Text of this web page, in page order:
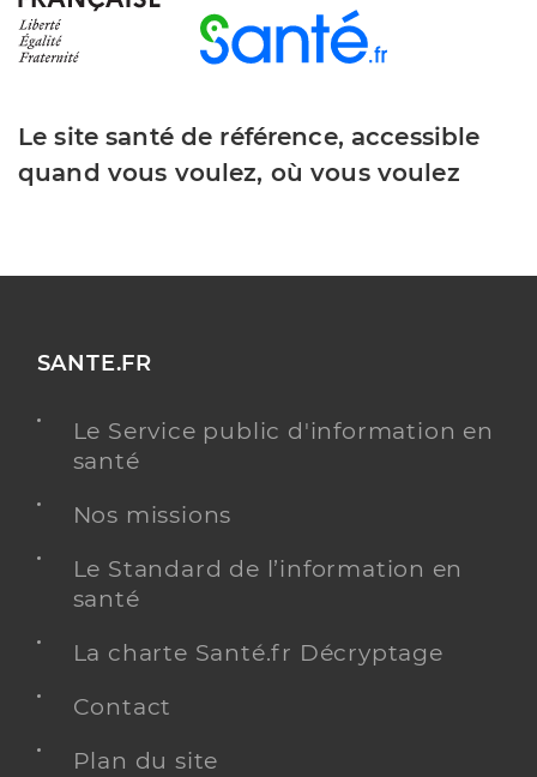
Le site santé de référence, accessible
quand vous voulez, où vous voulez
SANTE.FR
Le Service public d'information en
santé
Nos missions
Le Standard de l’information en
santé
La charte Santé.fr Décryptage
Contact
Plan du site